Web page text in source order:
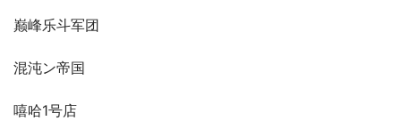
巅峰乐斗军团
混沌ン帝国
嘻哈1号店